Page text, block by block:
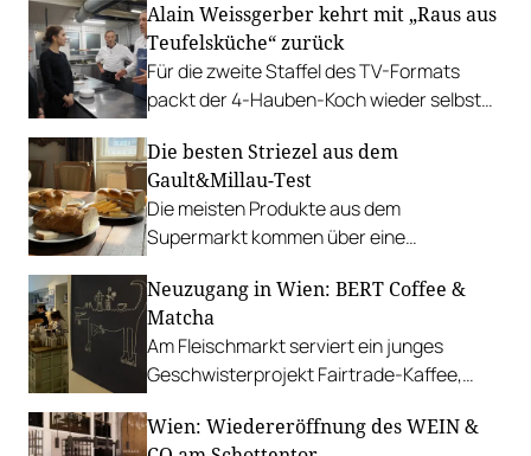
Alain Weissgerber kehrt mit „Raus aus
Teufelsküche“ zurück
Für die zweite Staffel des TV-Formats
packt der 4-Hauben-Koch wieder selbst
Die besten Striezel aus dem
Gault&Millau-Test
Die meisten Produkte aus dem
Supermarkt kommen über eine
für Marmelade & Co eignen sie sich aber
immerhin.
Neuzugang in Wien: BERT Coffee &
Matcha
Am Fleischmarkt serviert ein junges
Geschwisterprojekt Fairtrade-Kaffee,
Wien: Wiedereröffnung des WEIN &